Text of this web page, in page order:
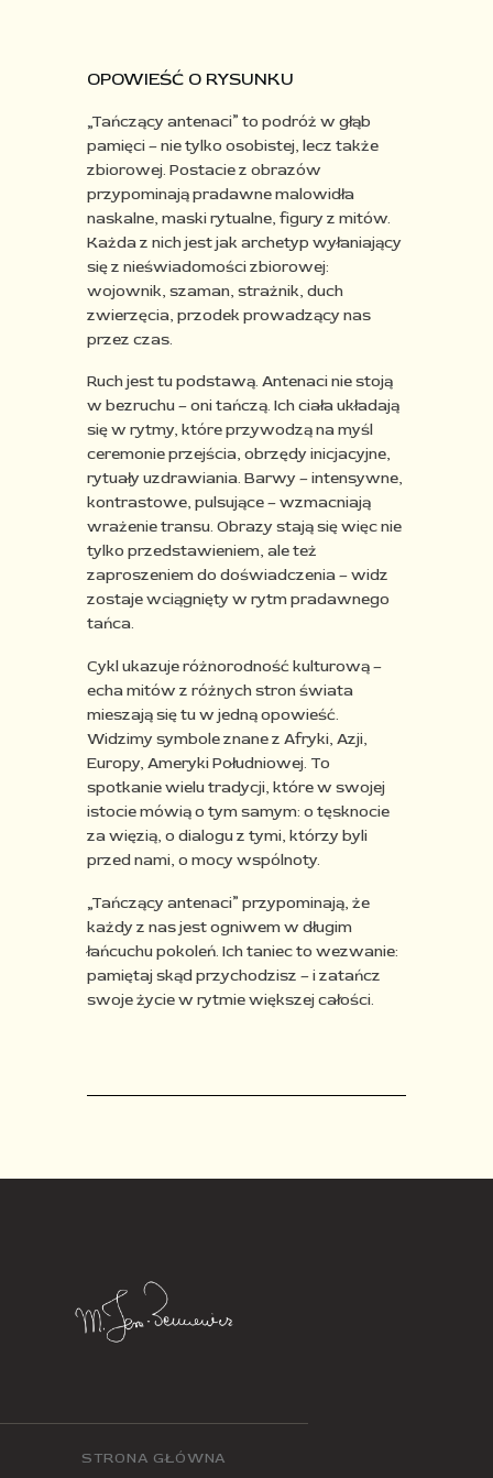
OPOWIEŚĆ O RYSUNKU
„Tańczący antenaci” to podróż w głąb
pamięci – nie tylko osobistej, lecz także
zbiorowej. Postacie z obrazów
przypominają pradawne malowidła
naskalne, maski rytualne, figury z mitów.
Każda z nich jest jak archetyp wyłaniający
się z nieświadomości zbiorowej:
wojownik, szaman, strażnik, duch
zwierzęcia, przodek prowadzący nas
przez czas.​
Ruch jest tu podstawą. Antenaci nie stoją
w bezruchu – oni tańczą. Ich ciała układają
się w rytmy, które przywodzą na myśl
ceremonie przejścia, obrzędy inicjacyjne,
rytuały uzdrawiania. Barwy – intensywne,
kontrastowe, pulsujące – wzmacniają
wrażenie transu. Obrazy stają się więc nie
tylko przedstawieniem, ale też
zaproszeniem do doświadczenia – widz
zostaje wciągnięty w rytm pradawnego
tańca.​
Cykl ukazuje różnorodność kulturową –
echa mitów z różnych stron świata
mieszają się tu w jedną opowieść.
Widzimy symbole znane z Afryki, Azji,
Europy, Ameryki Południowej. To
spotkanie wielu tradycji, które w swojej
istocie mówią o tym samym: o tęsknocie
za więzią, o dialogu z tymi, którzy byli
przed nami, o mocy wspólnoty.​
„Tańczący antenaci” przypominają, że
każdy z nas jest ogniwem w długim
łańcuchu pokoleń. Ich taniec to wezwanie:
pamiętaj skąd przychodzisz – i zatańcz
swoje życie w rytmie większej całości.
STRONA GŁÓWNA